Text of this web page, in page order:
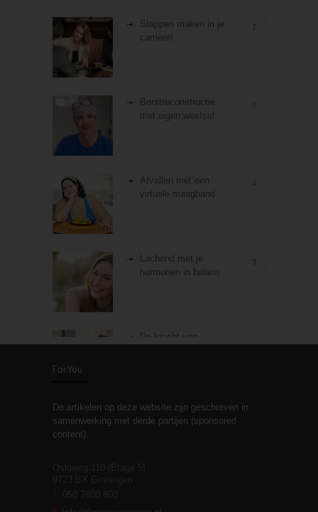
Stappen maken in je
carrière!
7
Borstreconstructie
met eigen weefsel
5
Afvallen met een
virtuele maagband
4
Lachend met je
hormonen in balans
3
De kracht van
Stiefouderschap en
relaties
moeite!
ForYou
De artikelen op deze website zijn geschreven in
samenwerking met derde partijen (sponsored
content).
T